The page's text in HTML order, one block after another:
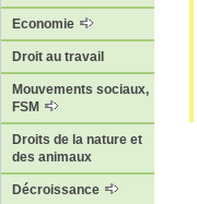
Economie
Droit au travail
Mouvements sociaux,
FSM
Droits de la nature et
des animaux
Décroissance